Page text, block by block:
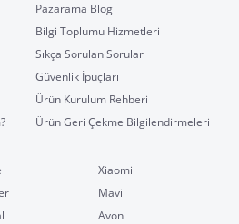
Pazarama Blog
Bilgi Toplumu Hizmetleri
Sıkça Sorulan Sorular
Güvenlik İpuçları
Ürün Kurulum Rehberi
Ürün Geri Çekme Bilgilendirmeleri
Xiaomi
Mavi
Avon